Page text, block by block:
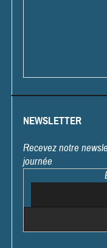
NEWSLETTER
Recevez notre
journée